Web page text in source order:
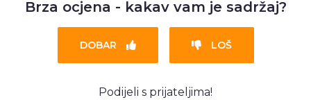
Brza ocjena - kakav vam je sadržaj?
DOBAR LOŠ
Podijeli s prijateljima!